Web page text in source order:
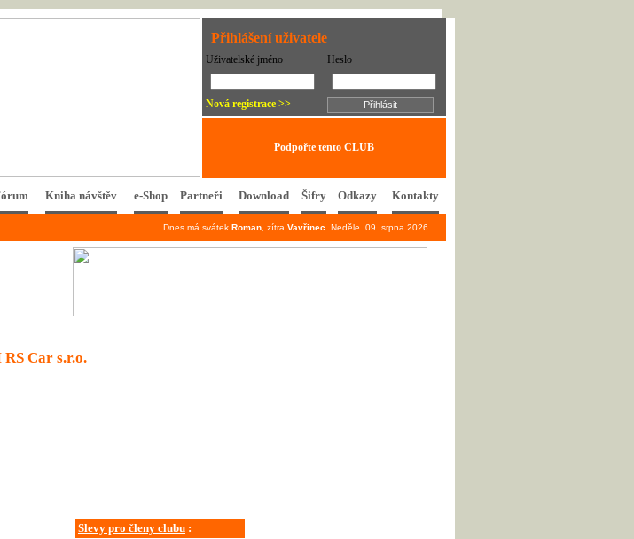
Přihlášení uživatele
Uživatelské jméno Heslo
Nová registrace >>
Podpořte tento CLUB
Kniha návštěv e-Shop Partneři Download Šifry Odkazy Kontakty
Dnes má svátek Roman , zítra Vavřinec . Neděle 09. srpna 2026
Car s.r.o.
Slevy pro členy clubu :